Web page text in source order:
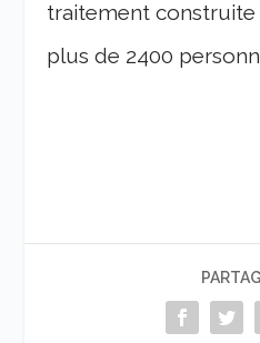
traitement construite
plus de 2400